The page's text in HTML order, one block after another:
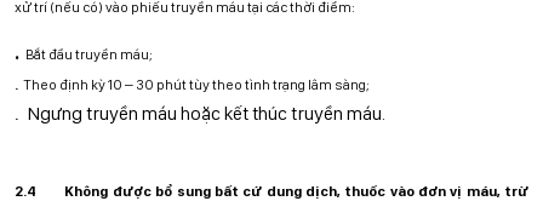
xử trí (nếu có) vào phiếu truyền máu tại các thời điểm:
. Bắt đầu truyền máu;
. Theo định kỳ 10 – 30 phút tùy theo tình trạng lâm sàng;
. Ngưng truyền máu hoặc kết thúc truyền máu.
2.4
Không được bổ sung bất cứ dung dịch, thuốc vào đơn vị máu, trừ